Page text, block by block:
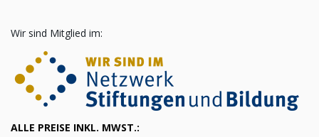
Wir sind Mitglied im:
ALLE PREISE INKL. MWST.: